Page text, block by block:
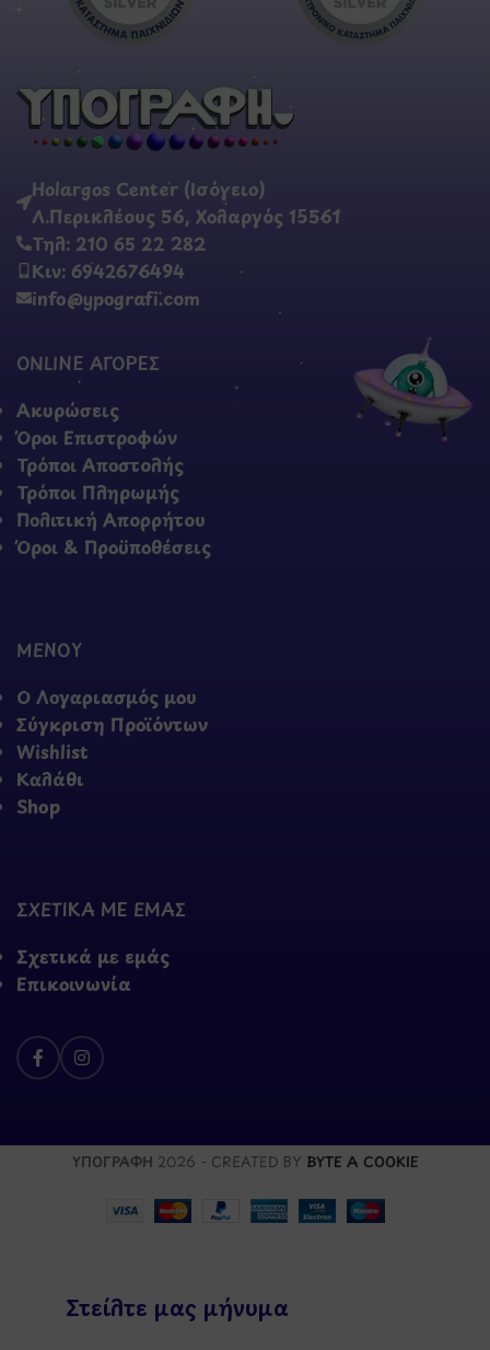
Holargos Center (Ισόγειο)
Λ.Περικλέους 56, Χολαργός 15561
Τηλ: 210 65 22 282
Κιν: 6942676494
info@ypografi.com
ONLINE ΑΓΟΡΕΣ
Ακυρώσεις
Όροι Επιστροφών
Τρόποι Αποστολής
Τρόποι Πληρωμής
Πολιτική Απορρήτου
Όροι & Προϋποθέσεις
ΜΕΝΟΥ
Ο Λογαριασμός μου
Σύγκριση Προϊόντων
Wishlist
Καλάθι
Shop
ΣΧΕΤΙΚΑ ΜΕ ΕΜΑΣ
Σχετικά με εμάς
Επικοινωνία
ΥΠΟΓΡΑΦΗ 2026 - CREATED BY BYTE A COOKIE
Στείλτε μας μήνυμα